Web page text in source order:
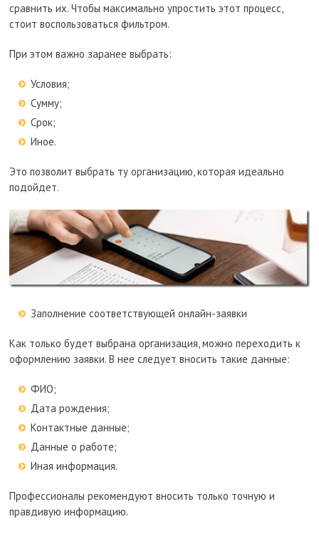
сравнить их. Чтобы максимально упростить этот процесс,
стоит воспользоваться фильтром.
При этом важно заранее выбрать:
Условия;
Сумму;
Срок;
Иное.
Это позволит выбрать ту организацию, которая идеально
подойдет.
Заполнение соответствующей онлайн-заявки
Как только будет выбрана организация, можно переходить к
оформлению заявки. В нее следует вносить такие данные:
ФИО;
Дата рождения;
Контактные данные;
Данные о работе;
Иная информация.
Профессионалы рекомендуют вносить только точную и
правдивую информацию.